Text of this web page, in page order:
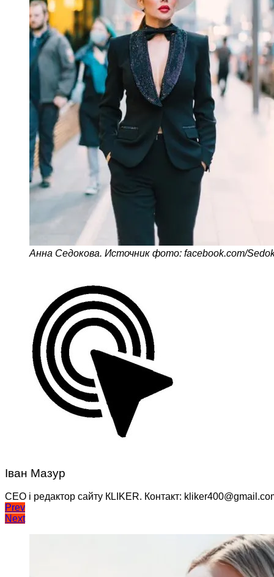
Анна Седокова. Источник фото: facebook.com/
Іван Мазур
CEO і редактор сайту КLIKER. Контакт:
Навігація
записів
Prev
Next